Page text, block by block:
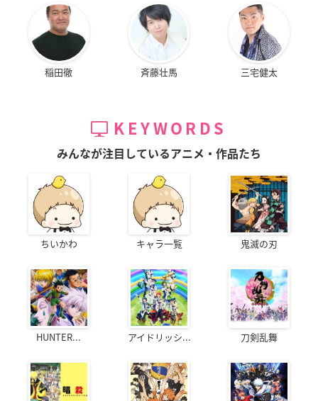
稲田徹 斉藤壮馬 三宅健太
KEYWORDS
みんなが注目しているアニメ・作品たち
ちいかわ キャラ一覧 鬼滅の刃
HUNTER... アイドリッシ... 刀剣乱舞